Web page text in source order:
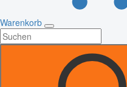
Warenkorb